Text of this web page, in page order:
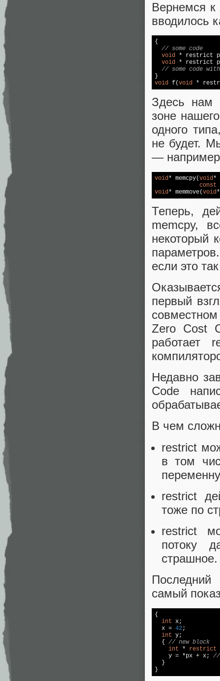
Вернемся
вводилось
{
// some code
void * restrict
void * restrict
// some code
void f(void *
Здесь нам
зоне
одного
не будет.
—
void * memcpy(void *
const
void * memmove(void
Теперь,
memcpy,
некоторый
если это
первый
Zero Cost
работает
Недавно
Code
В чем
restrict
в том
restrict
тоже по
restrict
потоку
страшное.
самый
{
int x;
  x =
42;
int y;
  {
// new block
int * restrict
    y = *px + x;
//
  }
}